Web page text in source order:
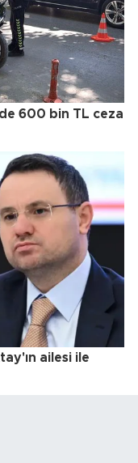
600 bin TL ceza
ailesi ile